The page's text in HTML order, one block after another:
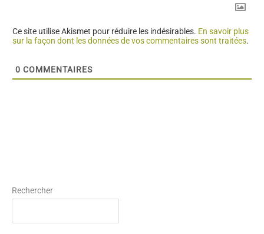
Ce site utilise Akismet pour réduire les indésirables. En savoir plus
sur la façon dont les données de vos commentaires sont traitées.
0 COMMENTAIRES
Rechercher